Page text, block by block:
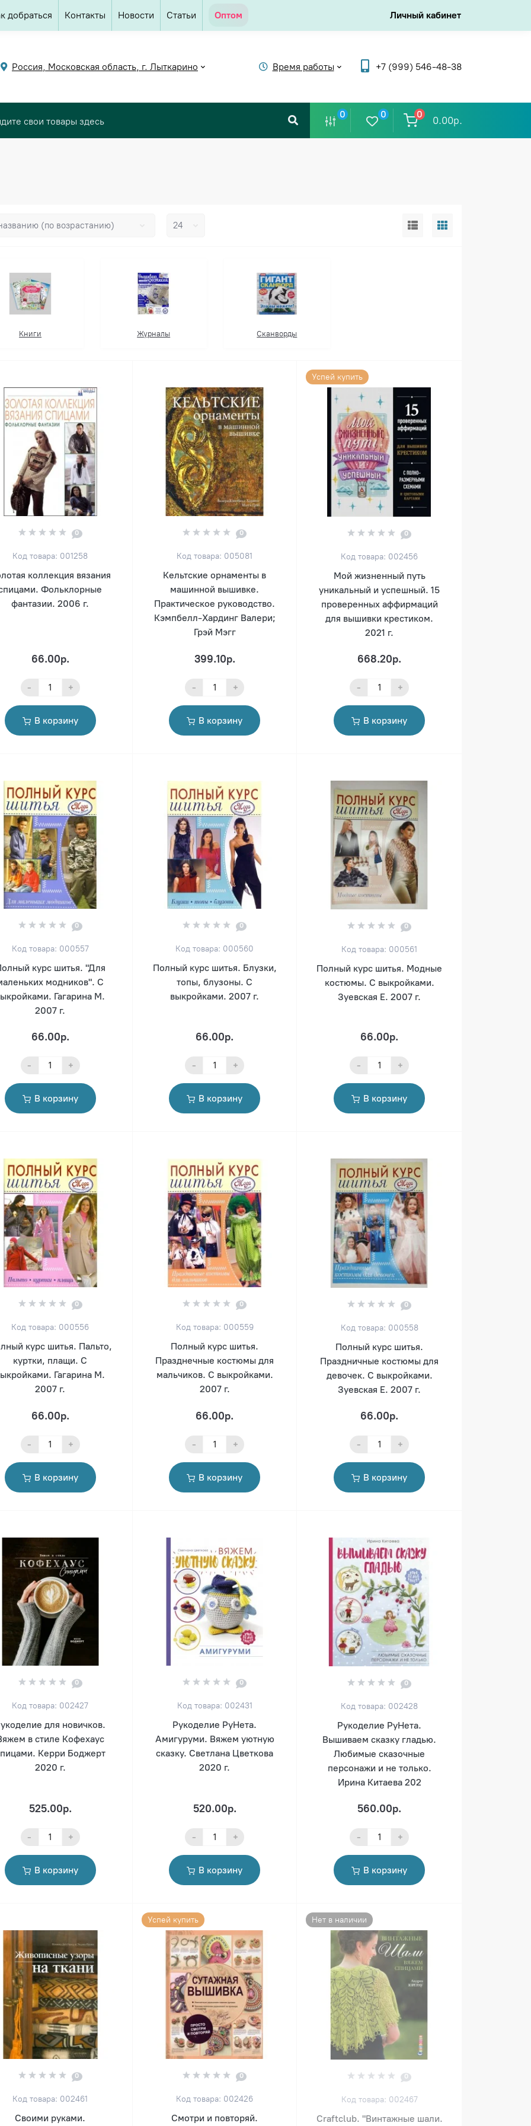
добраться Контакты Новости Статьи Оптом Личный кабинет
Россия, Московская область, г. Лыткарино Время работы +7 (999) 546-48-38
0 0 0
0.00р.
Kниги Журналы Сканворды
0
Код товара: 001258
коллекция вязания
Фольклорные
фантазии. 2006 г.
66.00р.
- +
В корзину
0
Код товара: 005081
Кельтские орнаменты в
машинной вышивке.
Практическое руководство.
Кэмпбелл-Хардинг Валери;
Грэй Мэгг
399.10р.
- +
В корзину
Успей купить
0
Код товара: 002456
Мой жизненный путь
уникальный и успешный. 15
проверенных аффирмаций
для вышивки крестиком.
2021 г.
668.20р.
- +
В корзину
0
Код товара: 000557
курс шитья. "Для
модников". С
Гагарина М.
2007 г.
66.00р.
- +
В корзину
0
Код товара: 000560
Полный курс шитья. Блузки,
топы, блузоны. С
выкройками. 2007 г.
66.00р.
- +
В корзину
0
Код товара: 000561
Полный курс шитья. Модные
костюмы. С выкройками.
Зуевская Е. 2007 г.
66.00р.
- +
В корзину
0
Код товара: 000556
курс шитья. Пальто,
куртки, плащи. С
Гагарина М.
2007 г.
66.00р.
- +
В корзину
0
Код товара: 000559
Полный курс шитья.
Празднечные костюмы для
мальчиков. С выкройками.
2007 г.
66.00р.
- +
В корзину
0
Код товара: 000558
Полный курс шитья.
Праздничные костюмы для
девочек. С выкройками.
Зуевская Е. 2007 г.
66.00р.
- +
В корзину
0
Код товара: 002427
для новичков.
в стиле Кофехаус
Керри Боджерт
2020 г.
525.00р.
- +
В корзину
0
Код товара: 002431
Рукоделие РуНета.
Амигуруми. Вяжем уютную
сказку. Светлана Цветкова
2020 г.
520.00р.
- +
В корзину
0
Код товара: 002428
Рукоделие РуНета.
Вышиваем сказку гладью.
Любимые сказочные
персонажи и не только.
Ирина Китаева 202
560.00р.
- +
В корзину
0
Код товара: 002461
Своими руками.
Успей купить
0
Код товара: 002426
Смотри и повторяй.
Нет в наличии
0
Код товара: 002467
Craftclub. "Винтажные шали.